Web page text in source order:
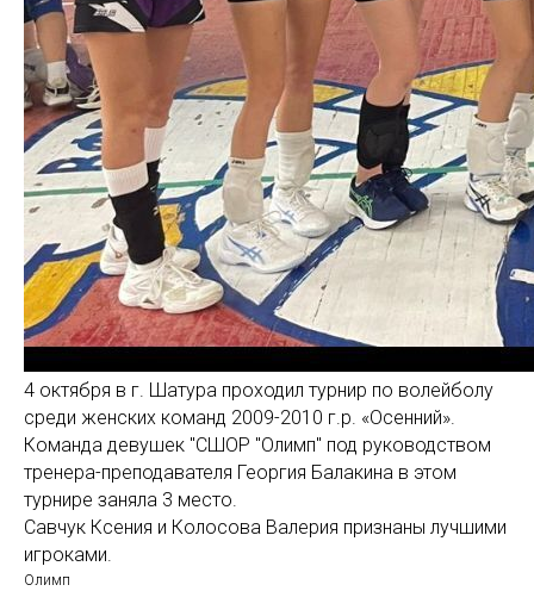
4 октября в г. Шатура проходил турнир по волейболу
среди женских команд 2009-2010 г.р. «Осенний».
Команда девушек "СШОР "Олимп" под руководством
тренера-преподавателя Георгия Балакина в этом
турнире заняла 3 место.
Савчук Ксения и Колосова Валерия признаны лучшими
игроками.
Олимп